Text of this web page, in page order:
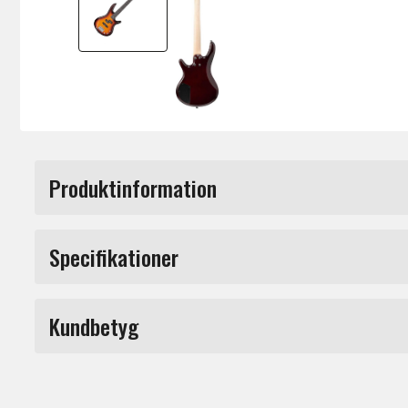
Produktinformation
den marknadsledande modellen bland
modell för små basister eller proffs som
instrument i ett lite mindre format.
Specifikationer
Kundbetyg